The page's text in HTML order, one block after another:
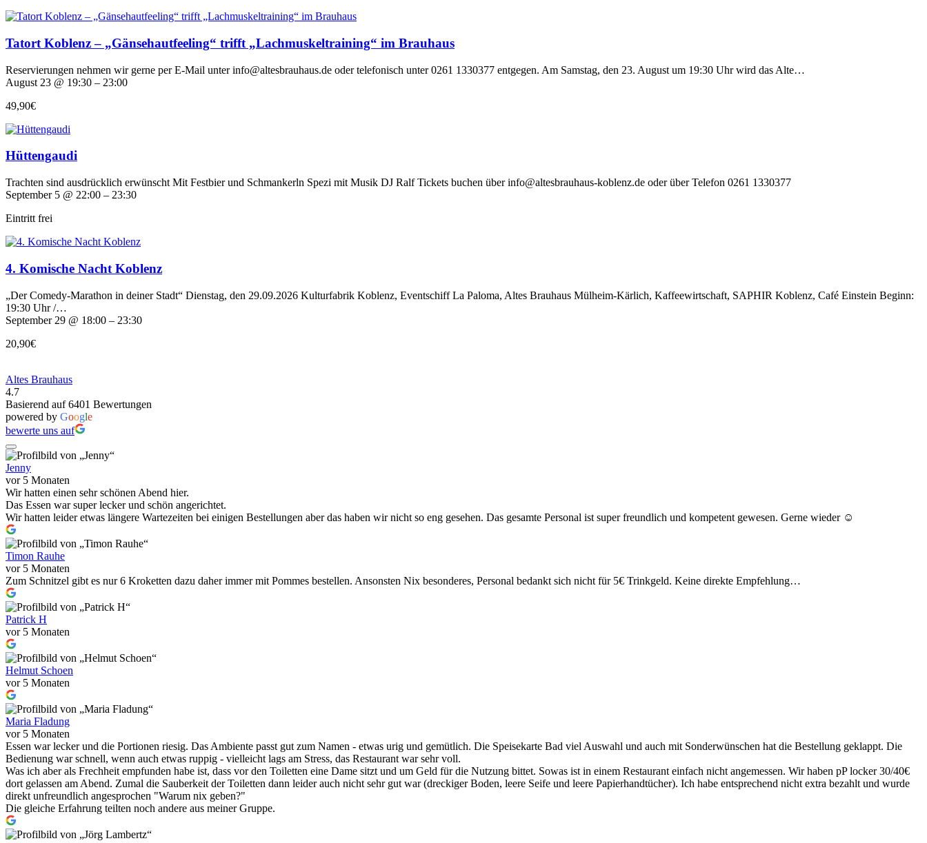
Tatort Koblenz – „Gänsehautfeeling“ trifft „Lachmuskeltraining“ im Brauhaus
Reservierungen nehmen wir gerne per E-Mail unter info@altesbrauhaus.de oder telefonisch unter 0261 1330377 entgegen. Am Samstag, den 23. August um 19:30 Uhr wird das Alte…
August 23 @ 19:30 – 23:00
49,90€
Hüttengaudi
Trachten sind ausdrücklich erwünscht Mit Festbier und Schmankerln Spezi mit Musik DJ Ralf Tickets buchen über info@altesbrauhaus-koblenz.de oder über Telefon 0261 1330377
September 5 @ 22:00 – 23:30
Eintritt frei
4. Komische Nacht Koblenz
„Der Comedy-Marathon in deiner Stadt“ Dienstag, den 29.09.2026 Kulturfabrik Koblenz, Eventschiff La Paloma, Altes Brauhaus Mülheim-Kärlich, Kaffeewirtschaft, SAPHIR Koblenz, Café Einstein Beginn:
19:30 Uhr /…
September 29 @ 18:00 – 23:30
20,90€
Altes Brauhaus
4.7
Basierend auf 6401 Bewertungen
powered by Google
bewerte uns auf
Jenny
vor 5 Monaten
Wir hatten einen sehr schönen Abend hier.
Das Essen war super lecker und schön angerichtet.
Wir hatten leider etwas längere Wartezeiten bei einigen Bestellungen aber das haben wir nicht so eng gesehen. Das gesamte Personal ist super freundlich und kompetent gewesen. Gerne wieder ☺️
Timon Rauhe
vor 5 Monaten
Zum Schnitzel gibt es nur 6 Kroketten dazu daher immer mit Pommes bestellen. Ansonsten Nix besonderes, Personal bedankt sich nicht für 5€ Trinkgeld. Keine direkte Empfehlung…
Patrick H
vor 5 Monaten
Helmut Schoen
vor 5 Monaten
Maria Fladung
vor 5 Monaten
Essen war lecker und die Portionen riesig. Das Ambiente passt gut zum Namen - etwas urig und gemütlich. Die Speisekarte Bad viel Auswahl und auch mit Sonderwünschen hat die Bestellung geklappt. Die
Bedienung war schnell, wenn auch etwas ruppig - vielleicht lags am Stress, das Restaurant war sehr voll.
Was ich aber als Frechheit empfunden habe ist, dass vor den Toiletten eine Dame sitzt und um Geld für die Nutzung bittet. Sowas ist in einem Restaurant einfach nicht angemessen. Wir haben pP locker 30/40€
dort gelassen am Abend. Zumal die Sauberkeit der Toiletten dann leider auch nicht sehr gut war (dreckiger Boden, leere Seife und leere Papierhandtücher). Ich habe entsprechend nicht extra bezahlt und wurde
direkt unfreundlich angesprochen "Warum nix geben?"
Die gleiche Erfahrung teilten noch andere aus meiner Gruppe.